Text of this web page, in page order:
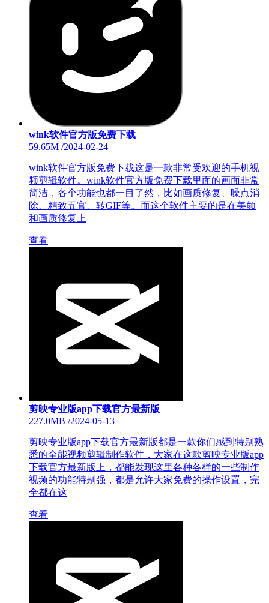
wink软件官方版免费下载
59.65M /2024-02-24
wink软件官方版免费下载这是一款非常受欢迎的手机视
频剪辑软件。wink软件官方版免费下载里面的画面非常
简洁，各个功能也都一目了然，比如画质修复、噪点消
除、精致五官、转GIF等。而这个软件主要的是在美颜
和画质修复上
查看
剪映专业版app下载官方最新版
227.0MB /2024-05-13
剪映专业版app下载官方最新版都是一款你们感到特别熟
悉的全能视频剪辑制作软件，大家在这款剪映专业版app
下载官方最新版上，都能发现这里各种各样的一些制作
视频的功能特别强，都是允许大家免费的操作设置，完
全都在这
查看